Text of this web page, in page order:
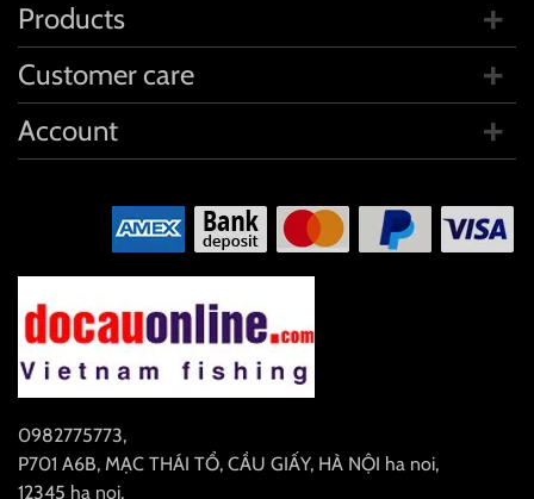
0982775773,
P701 A6B, MẠC THÁI TỔ, CẦU GIẤY, HÀ NỘI ha noi,
12345 ha noi,
Products
Customer care
Account